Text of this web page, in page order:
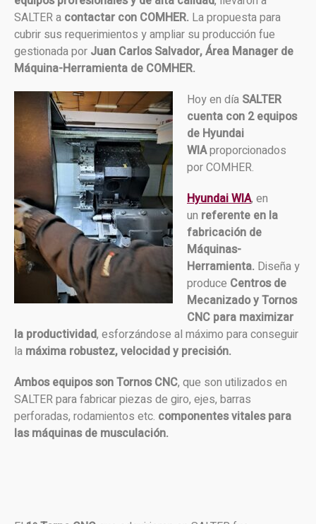
SALTER a contactar con COMHER. La propuesta para
cubrir sus requerimientos y ampliar su producción fue
gestionada por Juan Carlos Salvador, Área Manager de
Máquina-Herramienta de COMHER.
Hoy en día SALTER
cuenta con 2 equipos
de Hyundai
WIAproporcionados
por COMHER.
Hyundai WIA, en
un referente en la
fabricación de
Máquinas-
Herramienta. Diseña y
produce Centros de
Mecanizado y Tornos
CNC para maximizar
la productividad, esforzándose al máximo para conseguir
la máxima robustez, velocidad y precisión.
Ambos equipos son Tornos CNC, que son utilizados en
SALTER para fabricar piezas de giro, ejes, barras
perforadas, rodamientos etc. componentes vitales para
las máquinas de musculación.